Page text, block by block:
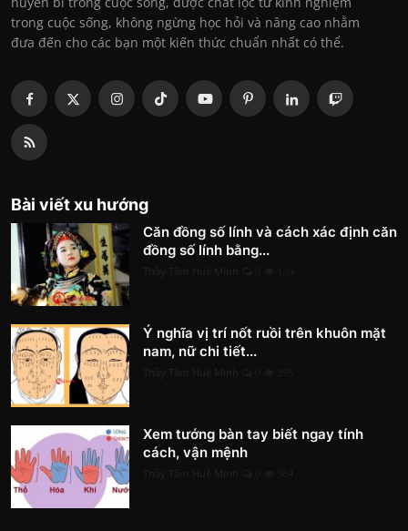
trong cuộc sống, không ngừng học hỏi và nâng cao nhằm
đưa đến cho các bạn một kiến thức chuẩn nhất có thể.
Bài viết xu hướng
Căn đồng số lính và cách xác định căn
đồng số lính bằng...
Ý nghĩa vị trí nốt ruồi trên khuôn mặt
nam, nữ chi tiết...
Xem tướng bàn tay biết ngay tính
cách, vận mệnh